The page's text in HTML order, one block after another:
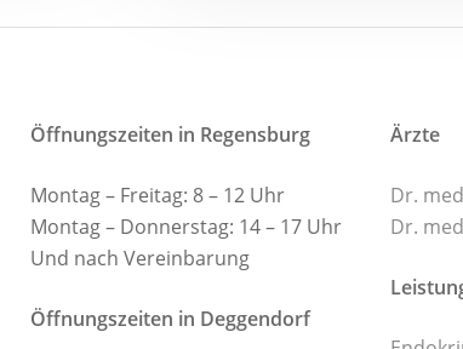
Öffnungszeiten in Regensburg
Montag – Freitag: 8 – 12 Uhr
Montag – Donnerstag: 14 – 17 Uhr
Und nach Vereinbarung
Öffnungszeiten in Deggendorf
Ärzte
Dr.
Dr.